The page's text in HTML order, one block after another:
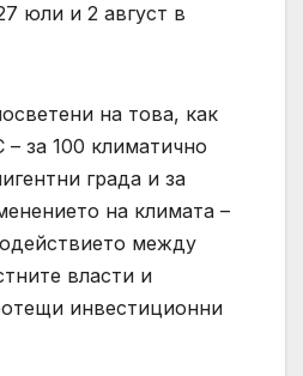
юли и 2 август в
на това, как
за 100 климатично
града и за
на климата –
между
власти и
инвестиционни